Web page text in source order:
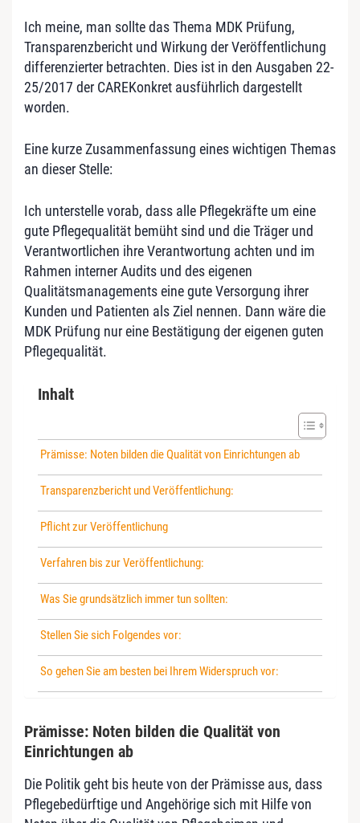
Ich meine, man sollte das Thema MDK Prüfung,
Transparenzbericht und Wirkung der Veröffentlichung
differenzierter betrachten. Dies ist in den Ausgaben 22-
25/2017 der CAREKonkret ausführlich dargestellt
worden.
Eine kurze Zusammenfassung eines wichtigen Themas
an dieser Stelle:
Ich unterstelle vorab, dass alle Pflegekräfte um eine
gute Pflegequalität bemüht sind und die Träger und
Verantwortlichen ihre Verantwortung achten und im
Rahmen interner Audits und des eigenen
Qualitätsmanagements eine gute Versorgung ihrer
Kunden und Patienten als Ziel nennen. Dann wäre die
MDK Prüfung nur eine Bestätigung der eigenen guten
Pflegequalität.
Inhalt
Prämisse: Noten bilden die Qualität von Einrichtungen ab
Transparenzbericht und Veröffentlichung:
Pflicht zur Veröffentlichung
Verfahren bis zur Veröffentlichung:
Was Sie grundsätzlich immer tun sollten:
Stellen Sie sich Folgendes vor:
So gehen Sie am besten bei Ihrem Widerspruch vor:
Prämisse: Noten bilden die Qualität von
Einrichtungen ab
Die Politik geht bis heute von der Prämisse aus, dass
Pflegebedürftige und Angehörige sich mit Hilfe von